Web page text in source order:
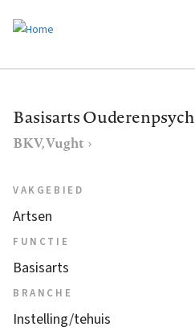
de
gaan
Basisarts
BKV, Vught
VAKGEBIED
Artsen
FUNCTIE
Basisarts
BRANCHE
Instelling/tehuis